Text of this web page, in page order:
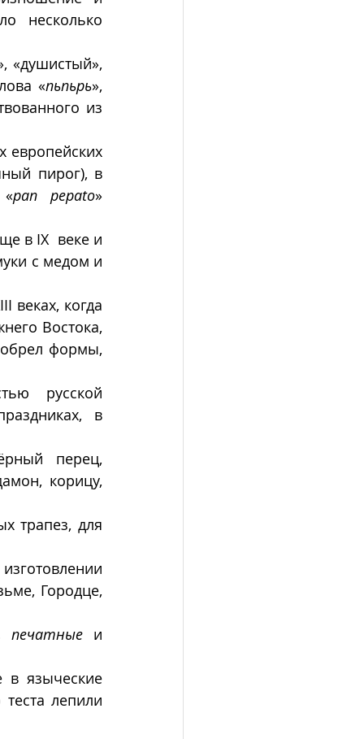
несколько
«душистый»,
«пьпьрь»,
из
европейских
пирог), в
pan pepato»
в IX  веке и
с медом и
веках, когда
Востока,
формы,
русской
в
перец,
корицу,
трапез, для
Городце,
печатные
в языческие
лепили